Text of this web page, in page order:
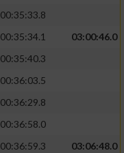
00:35:33.8
00:35:34.1
03:00:46.0
00:35:40.3
00:36:03.5
00:36:29.8
00:36:58.0
00:36:59.3
03:06:48.0